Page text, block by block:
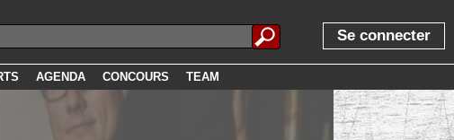
Se connecter
AGENDA CONCOURS TEAM